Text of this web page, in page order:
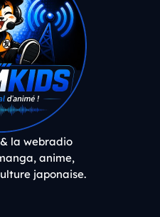
la webradio
anime,
japonaise.